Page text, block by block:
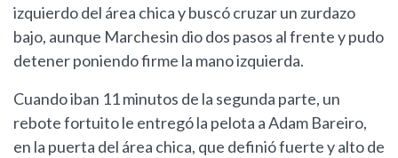
izquierdo del área chica y buscó cruzar un zurdazo
bajo, aunque Marchesin dio dos pasos al frente y pudo
detener poniendo firme la mano izquierda.
Cuando iban 11 minutos de la segunda parte, un
rebote fortuito le entregó la pelota a Adam Bareiro,
en la puerta del área chica, que definió fuerte y alto de